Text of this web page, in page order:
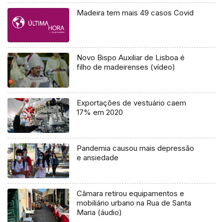
Madeira tem mais 49 casos Covid
Novo Bispo Auxiliar de Lisboa é
filho de madeirenses (vídeo)
Exportações de vestuário caem
17% em 2020
Pandemia causou mais depressão
e ansiedade
Câmara retirou equipamentos e
mobiliário urbano na Rua de Santa
Maria (áudio)